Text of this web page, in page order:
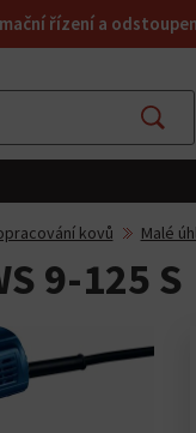
řízení a
Najít
kovů Malé
9-125 S